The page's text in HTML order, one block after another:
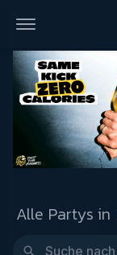
Alle Partys in